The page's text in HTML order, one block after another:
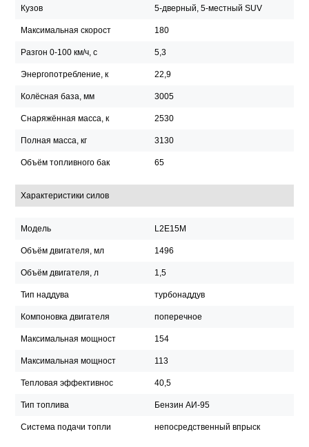
Кузов 5-дверный, 5-местный SUV
Максимальная скорост 180
Разгон 0-100 км/ч, с 5,3
Энергопотребление, к 22,9
Колёсная база, мм 3005
Снаряжённая масса, к 2530
Полная масса, кг 3130
Объём топливного бак 65
Характеристики силов
Модель L2E15M
Объём двигателя, мл 1496
Объём двигателя, л 1,5
Тип наддува турбонаддув
Компоновка двигателя поперечное
Максимальная мощност 154
Максимальная мощност 113
Тепловая эффективнос 40,5
Тип топлива Бензин АИ-95
Система подачи топли непосредственный впрыск